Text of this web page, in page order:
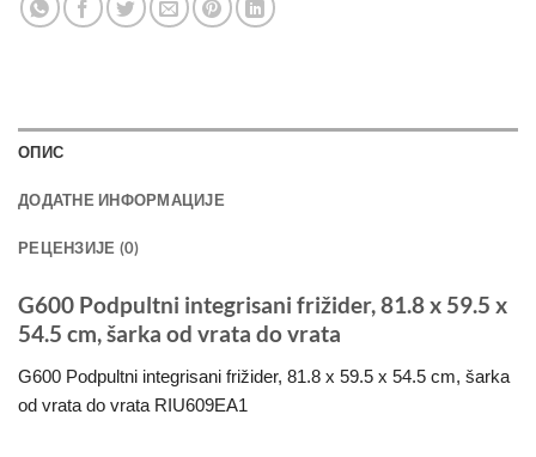
ОПИС
ДОДАТНЕ ИНФОРМАЦИЈЕ
РЕЦЕНЗИЈЕ (0)
G600 Podpultni integrisani frižider, 81.8 x 59.5 x
54.5 cm, šarka od vrata do vrata
G600 Podpultni integrisani frižider, 81.8 x 59.5 x 54.5 cm, šarka
od vrata do vrata RIU609EA1